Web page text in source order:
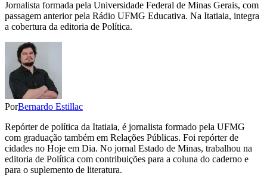
Jornalista formada pela Universidade Federal de Minas Gerais, com
passagem anterior pela Rádio UFMG Educativa. Na Itatiaia, integra
a cobertura da editoria de Política.
PorBernardo Estillac
Repórter de política da Itatiaia, é jornalista formado pela UFMG
com graduação também em Relações Públicas. Foi repórter de
cidades no Hoje em Dia. No jornal Estado de Minas, trabalhou na
editoria de Política com contribuições para a coluna do caderno e
para o suplemento de literatura.